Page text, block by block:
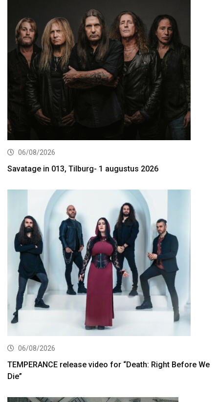
06/08/2026
Savatage in 013, Tilburg- 1 augustus 2026
06/08/2026
TEMPERANCE release video for “Death: Right Before We
Die”